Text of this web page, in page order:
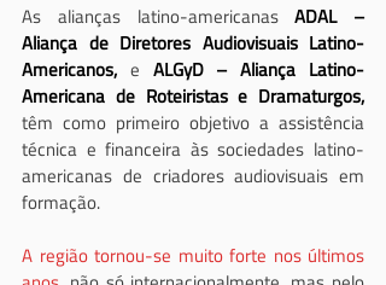
As alianças latino-americanas ADAL –
Aliança de Diretores Audiovisuais Latino-
Americanos, e ALGyD – Aliança Latino-
Americana de Roteiristas e Dramaturgos,
têm como primeiro objetivo a assistência
técnica e financeira às sociedades latino-
americanas de criadores audiovisuais em
formação.
A região tornou-se muito forte nos últimos